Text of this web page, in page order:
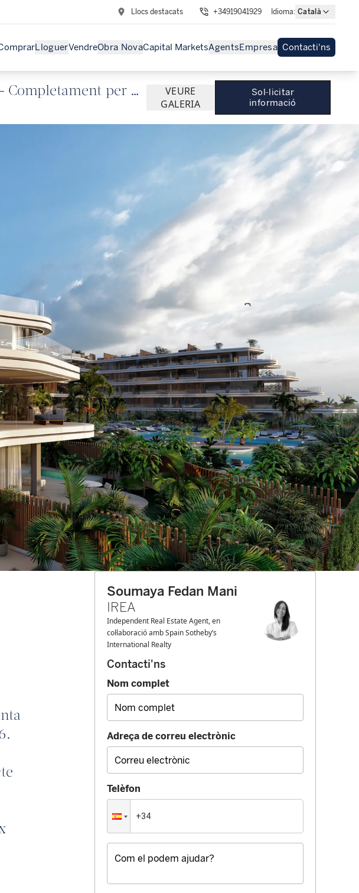
Llocs destacats +34919041929 Idioma: Català
LloguerVendreObra NovaCapital MarketsAgentsEmpresa Contacti'ns
Completament per al
VEURE
GALERIA
Sol·licitar
informació
Soumaya Fedan Mani
IREA
Independent Real Estate Agent, en
col·laboració amb Spain Sotheby’s
International Realty
Contacti'ns
Nom complet
Adreça de correu electrònic
Telèfon